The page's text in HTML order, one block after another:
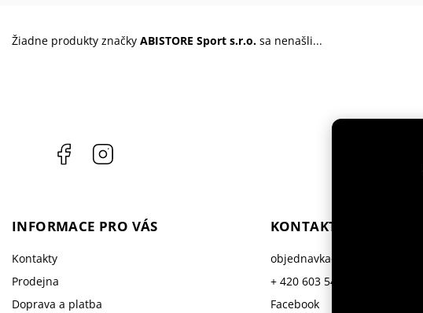
Žiadne produkty značky ABISTORE Sport s.r.o. sa nenašli...
Facebook
INFORMACE PRO VÁS
Kontakty
Prodejna
Doprava a platba
KONTAKT
objednavka@
+ 420 603 543 377
Facebook